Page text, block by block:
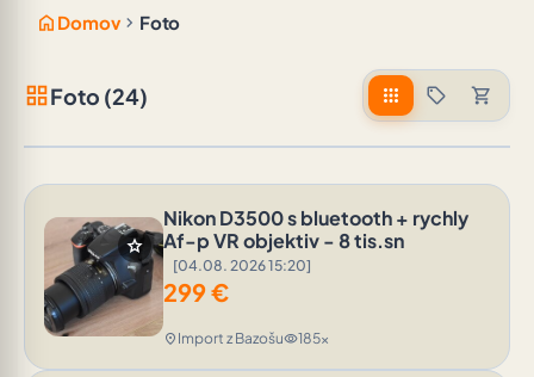
home Domov chevron_right Foto
grid_viewFoto (24) apps sell shopping_cart
star
Nikon D3500 s bluetooth + rychly
Af-p VR objektiv - 8 tis.sn
[04.08. 2026 15:20]
299€
location_on Import z Bazošuvisibility185x